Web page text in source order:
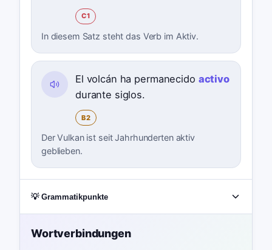
C1
In diesem Satz steht das Verb im Aktiv.
El volcán ha permanecido activo
durante siglos.
B2
Der Vulkan ist seit Jahrhunderten aktiv
geblieben.
💡 Grammatikpunkte
Wortverbindungen